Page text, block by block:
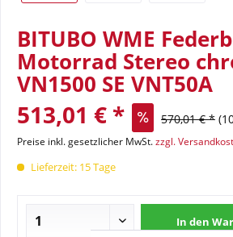
BITUBO WME
Motorrad Stereo
VN1500 SE VNT50A
513,01 € * 570,01 € *
Preise inkl. gesetzlicher MwSt.zzgl.
Lieferzeit: 15 Tage
In den